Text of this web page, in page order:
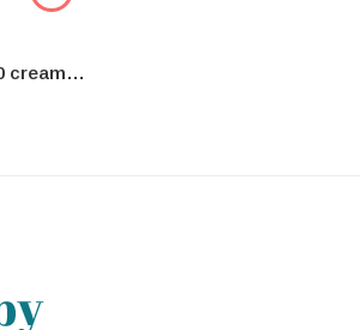
Lion – Ferzea HA20 cream 160g